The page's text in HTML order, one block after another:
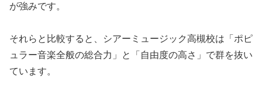
が強みです。
それらと比較すると、シアーミュージック高槻校は「ポピ
ュラー音楽全般の総合力」と「自由度の高さ」で群を抜い
ています。